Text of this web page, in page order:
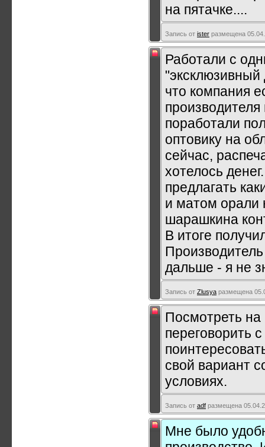
на пятачке....
Запись от ister размещена
Работали с
"эксклюзивный
что компания
поработали
оптовику на
сейчас,
хотелось
предлагать
и матом орали
шарашкина
В итоге
дальше - я не
Запись от Zlusya размещена
Посмотреть на
переговорить
свой вариант
условиях.
Запись от adf размещена
Мне было